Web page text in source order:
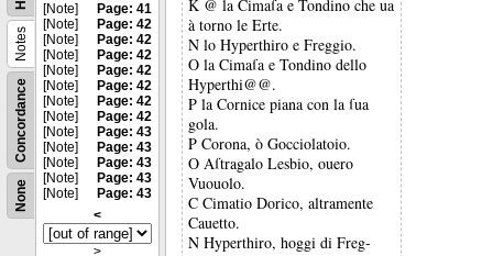
None
Concordance
Notes
[Note]
Page: 41
[Note]
Page: 42
[Note]
Page: 42
[Note]
Page: 42
[Note]
Page: 42
[Note]
Page: 42
[Note]
Page: 42
[Note]
Page: 42
[Note]
Page: 43
[Note]
Page: 43
[Note]
Page: 43
[Note]
Page: 43
[Note]
Page: 43
<
>
K @ la Cimaſa e Tondino che ua
à torno le Erte.
N lo Hyperthiro e Freggio.
O la Cimaſa e Tondino dello
Hyperthi@@.
P la Cornice piana con la ſua
gola.
P Corona, ò Gocciolatoio.
O Aſtragalo Lesbio, ouero
Vuouolo.
C Cimatio Dorico, altramente
Cauetto.
N Hyperthiro, hoggi di Freg-